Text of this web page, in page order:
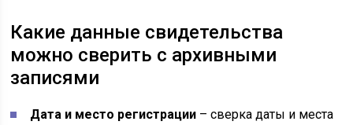
Какие данные свидетельства
можно сверить с архивными
записями
Дата и место регистрации – сверка даты и места